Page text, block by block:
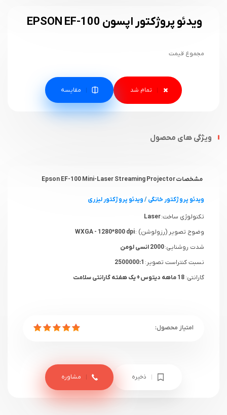
ویدئو پروژکتور اپسون EPSON EF-100
مجموع قیمت
مقایسه
ویژگی های محصول
مشخصات Epson EF-100 Mini-Laser Streaming Projector
ویدئو پروژکتور خانگی/ویدئو پروژکتور لیزری
تکنولوژی ساخت:Laser
وضوح تصویر (رزولوشن) :
شدت روشنایی:2000 انسی لومن
نسبت کنتراست تصویر:
گارانتی:
ذخیره مشاوره